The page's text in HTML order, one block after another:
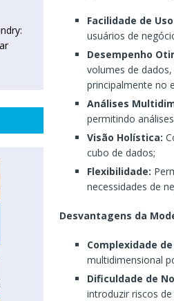
Facilidade de
usuários de
Desempenho
volumes de
principalmente no
Análises
permitindo
Visão Holística:
cubo de dados;
Flexibilidade:
necessidades de
Desvantagens da
Complexidade
multidimensional
Dificuldade de
introduzir riscos